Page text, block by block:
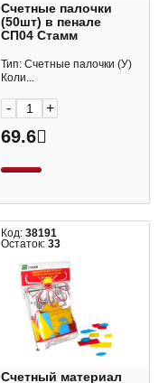
Счетные палочки
(50шт) в пенале
СП04 Стамм
Тип: Счетные палочки (У)
Коли...
- +
69.6
Код:38191
Остаток:33
Счетный материал